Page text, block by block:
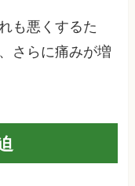
も悪くするた
さらに痛みが増